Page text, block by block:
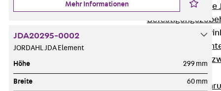
Gerüstschuhe
Bewehrung
Mehr Informationen
JDA20295-0002
JORDAHL JDA Element
Höhe 299 mm
Breite 60 mm